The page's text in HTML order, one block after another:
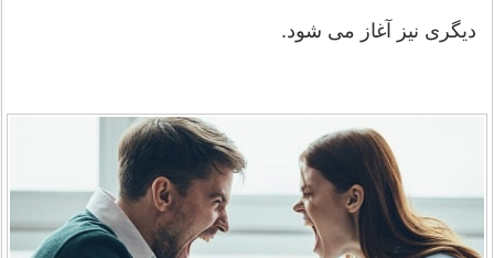
دیگری نیز آغاز می شود.